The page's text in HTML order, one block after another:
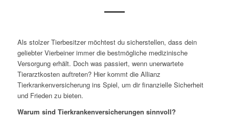
Als stolzer Tierbesitzer möchtest du sicherstellen, dass dein
geliebter Vierbeiner immer die bestmögliche medizinische
Versorgung erhält. Doch was passiert, wenn unerwartete
Tierarztkosten auftreten? Hier kommt die Allianz
Tierkrankenversicherung ins Spiel, um dir finanzielle Sicherheit
und Frieden zu bieten.
Warum sind Tierkrankenversicherungen sinnvoll?